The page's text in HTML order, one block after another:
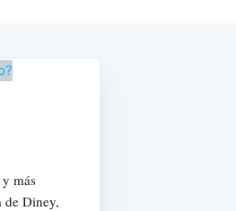
más
de Diney,